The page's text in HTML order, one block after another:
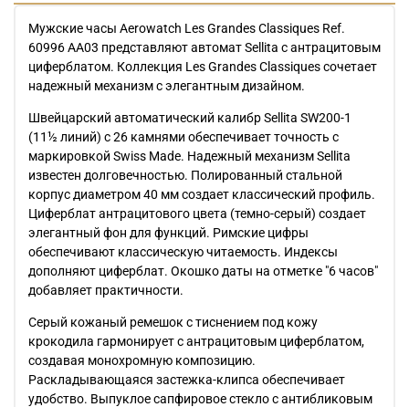
Мужские часы Aerowatch Les Grandes Classiques Ref.
60996 AA03 представляют автомат Sellita с антрацитовым
циферблатом. Коллекция Les Grandes Classiques сочетает
надежный механизм с элегантным дизайном.
Швейцарский автоматический калибр Sellita SW200-1
(11½ линий) с 26 камнями обеспечивает точность с
маркировкой Swiss Made. Надежный механизм Sellita
известен долговечностью. Полированный стальной
корпус диаметром 40 мм создает классический профиль.
Циферблат антрацитового цвета (темно-серый) создает
элегантный фон для функций. Римские цифры
обеспечивают классическую читаемость. Индексы
дополняют циферблат. Окошко даты на отметке "6 часов"
добавляет практичности.
Серый кожаный ремешок с тиснением под кожу
крокодила гармонирует с антрацитовым циферблатом,
создавая монохромную композицию.
Раскладывающаяся застежка-клипса обеспечивает
удобство. Выпуклое сапфировое стекло с антибликовым